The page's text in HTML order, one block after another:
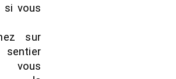
si vous
sur
vous